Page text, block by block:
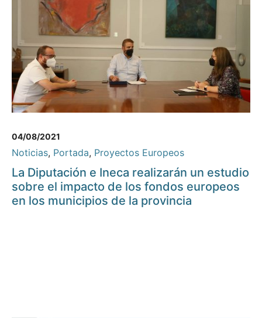
04/08/2021
Noticias, Portada, Proyectos Europeos
La Diputación e Ineca realizarán un estudio
sobre el impacto de los fondos europeos
en los municipios de la provincia